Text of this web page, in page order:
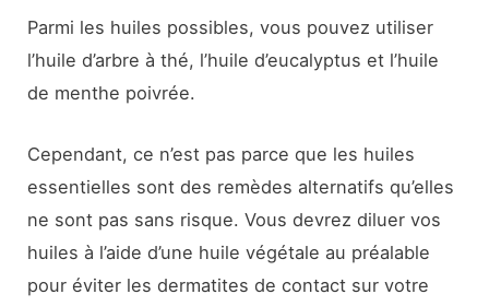
Parmi les huiles possibles, vous pouvez utiliser
l’huile d’arbre à thé, l’huile d’eucalyptus et l’huile
de menthe poivrée.
Cependant, ce n’est pas parce que les huiles
essentielles sont des remèdes alternatifs qu’elles
ne sont pas sans risque. Vous devrez diluer vos
huiles à l’aide d’une huile végétale au préalable
pour éviter les dermatites de contact sur votre